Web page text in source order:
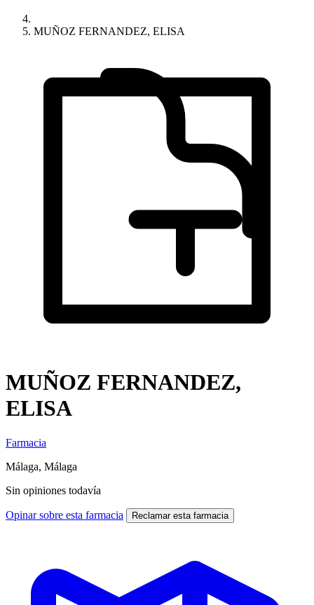
MUÑOZ FERNANDEZ, ELISA
MUÑOZ FERNANDEZ,
ELISA
Farmacia
Málaga, Málaga
Sin opiniones todavía
Opinar sobre esta farmacia Reclamar esta farmacia